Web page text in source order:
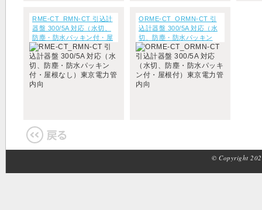
RME-CT_RMN-CT 引込計
器盤 300/5A 対応（水切、
防塵・防水パッキン付・屋
根なし）東京電力管内向
ORME-CT_ORMN-CT 引
込計器盤 300/5A 対応（水
切、防塵・防水パッキン
付・屋根付）東京電力管内
向
© Copyright